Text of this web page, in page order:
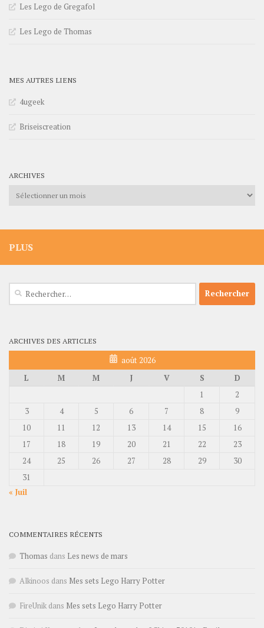
Les Lego de Gregafol
Les Lego de Thomas
MES AUTRES LIENS
4ugeek
Briseiscreation
ARCHIVES
Archives
PLUS
Rechercher :
ARCHIVES DES ARTICLES
août 2026
L
M M J V S
D
1
2
3
4 5 6 7 8
9
10
11 12 13 14 15
16
17
18 19 20 21 22
23
24
25 26 27 28 29
30
31
« Juil
COMMENTAIRES RÉCENTS
Thomas dans Les news de mars
Alkinoos dans Mes sets Lego Harry Potter
FireUnik dans Mes sets Lego Harry Potter